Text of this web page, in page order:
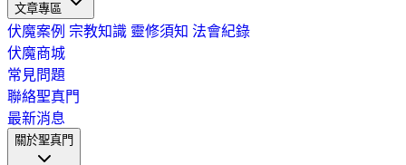
文章專區
伏魔案例 宗教知識 靈修須知 法會紀錄
伏魔商城
常見問題
聯絡聖真門
最新消息
關於聖真門